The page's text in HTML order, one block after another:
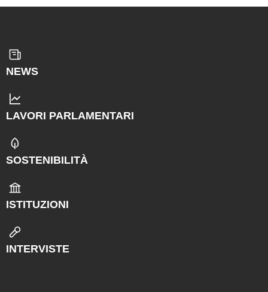
NEWS
LAVORI PARLAMENTARI
SOSTENIBILITÀ
ISTITUZIONI
INTERVISTE